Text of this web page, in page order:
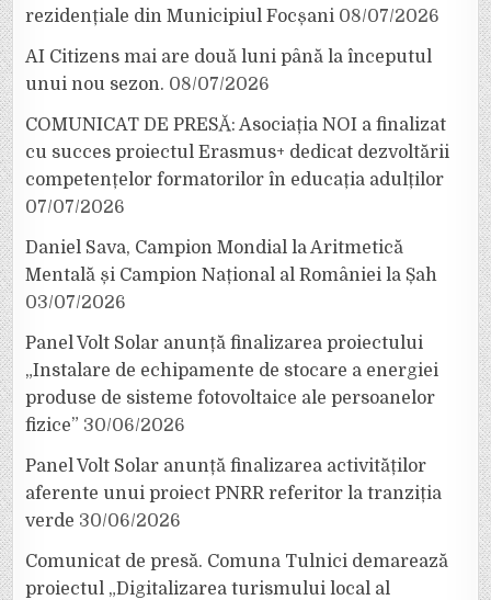
rezidențiale din Municipiul Focșani 08/07/2026
AI Citizens mai are două luni până la începutul
unui nou sezon. 08/07/2026
COMUNICAT DE PRESĂ: Asociația NOI a finalizat
cu succes proiectul Erasmus+ dedicat dezvoltării
competențelor formatorilor în educația adulților
07/07/2026
Daniel Sava, Campion Mondial la Aritmetică
Mentală și Campion Național al României la Șah
03/07/2026
Panel Volt Solar anunță finalizarea proiectului
„Instalare de echipamente de stocare a energiei
produse de sisteme fotovoltaice ale persoanelor
fizice” 30/06/2026
Panel Volt Solar anunță finalizarea activităților
aferente unui proiect PNRR referitor la tranziția
verde 30/06/2026
Comunicat de presă. Comuna Tulnici demarează
proiectul „Digitalizarea turismului local al